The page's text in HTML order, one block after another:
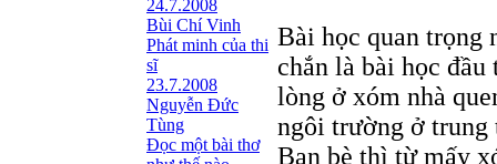
24.7.2008
Bùi Chí Vinh
Phát minh của thi
sĩ
23.7.2008
Nguyễn Đức
Tùng
Ðọc một bài thơ
Bài học quan trọng
chắn là bài học
lòng ở xóm nhà
ngôi trường ở trung
Bạn bè thì từ mấy